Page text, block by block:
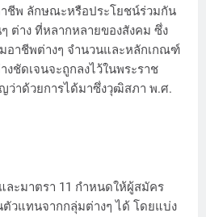
ชีพ ลักษณะหรือประโยชน์ร่วมกัน
ต่าง ที่หลากหลายของสังคม ซึ่ง
อาชีพต่างๆ จำนวนและหลักเกณฑ์
งชัดเจนจะถูกลงไว้ในพระราช
าด้วยการได้มาซึ่งวุฒิสภา พ.ศ.
ะมาตรา 11 กำหนดให้ผู้สมัคร
ตัวแทนจากกลุ่มต่างๆ ได้ โดยแบ่ง